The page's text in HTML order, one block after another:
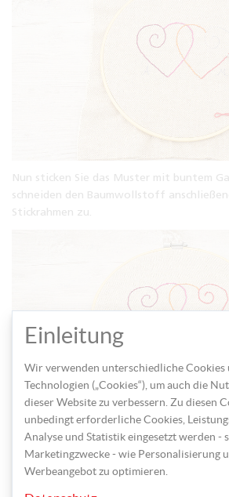
Nun sticken Sie das Muster mit buntem
schneiden den Baumwollstoff
Stickrahmen zu.
Zum Schluss befestigen Sie die Ringe mit
Stickerei und binden ein Satinband
als Schleife um die Ringe.
Einleitung
Wir verwenden unterschiedliche Cookies
Technologien („Cookies“), um auch die
dieser Website zu verbessern. Zu diesen
unbedingt erforderliche Cookies,
Analyse und Statistik eingesetzt werden -
Marketingzwecke - wie Personalisierung
Werbeangebot zu optimieren.